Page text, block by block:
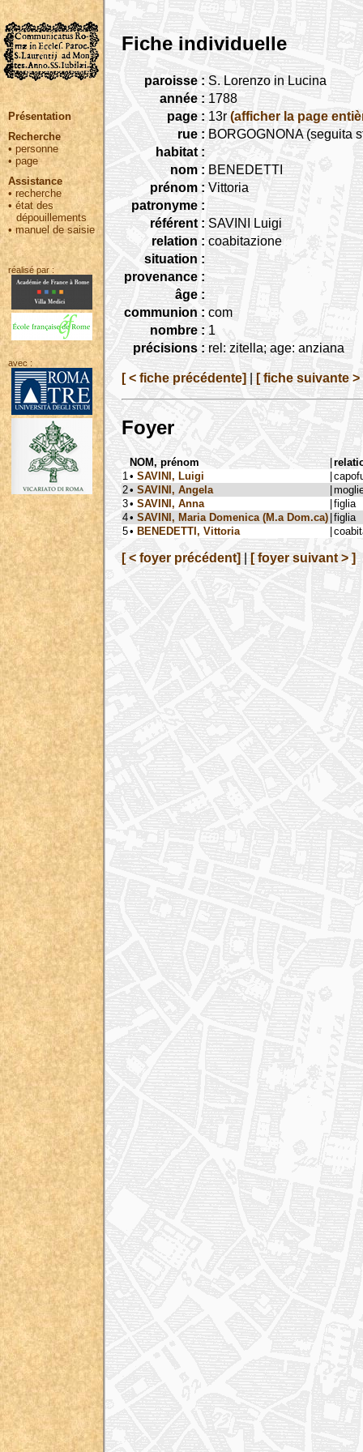
Présentation
Recherche
• personne
•page
Assistance
• recherche
•état des
dépouillements
•manuel de saisie
réalisé par :
avec :
Fiche individuelle
paroisse : S. Lorenzo in Lucina
année : 1788
page : 13r (afficher la page
rue : BORGOGNONA (seguita
habitat :
nom : BENEDETTI
prénom : Vittoria
patronyme :
référent : SAVINI Luigi
relation : coabitazione
situation :
provenance :
âge :
communion : com
nombre : 1
précisions : rel: zitella; age: anziana
[ < fiche précédente] [ fiche suivante >
Foyer
NOM, prénom |
1 • SAVINI, Luigi |
2• SAVINI, Angela |
3• SAVINI, Anna |figlia
4• SAVINI, Maria Domenica (M.a Dom.ca) |figlia
5• BENEDETTI, Vittoria |
[ < foyer précédent] [ foyer suivant > ]